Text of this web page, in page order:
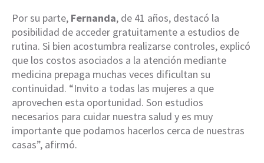
Por su parte, Fernanda, de 41 años, destacó la
posibilidad de acceder gratuitamente a estudios de
rutina. Si bien acostumbra realizarse controles, explicó
que los costos asociados a la atención mediante
medicina prepaga muchas veces dificultan su
continuidad. “Invito a todas las mujeres a que
aprovechen esta oportunidad. Son estudios
necesarios para cuidar nuestra salud y es muy
importante que podamos hacerlos cerca de nuestras
casas”, afirmó.